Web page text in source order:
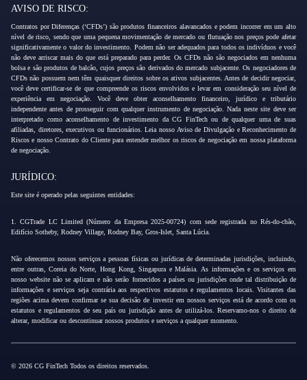
AVISO DE RISCO:
Contratos por Diferenças (‘CFDs’) são produtos financeiros alavancados e podem incorrer em um alto
nível de risco, sendo que uma pequena movimentação de mercado ou flutuação nos preços pode afetar
significativamente o valor do investimento. Podem não ser adequados para todos os indivíduos e você
não deve arriscar mais do que está preparado para perder. Os CFDs não são negociados em nenhuma
bolsa e são produtos de balcão, cujos preços são derivados do mercado subjacente. Os negociadores de
CFDs não possuem nem têm quaisquer direitos sobre os ativos subjacentes. Antes de decidir negociar,
você deve certificar-se de que compreende os riscos envolvidos e levar em consideração seu nível de
experiência em negociação. Você deve obter aconselhamento financeiro, jurídico e tributário
independente antes de prosseguir com qualquer instrumento de negociação. Nada neste site deve ser
interpretado como aconselhamento de investimento da CG FinTech ou de qualquer uma de suas
afiliadas, diretores, executivos ou funcionários. Leia nosso Aviso de Divulgação e Reconhecimento de
Riscos e nosso Contrato do Cliente para entender melhor os riscos de negociação em nossa plataforma
de negociação.
JURÍDICO:
Este site é operado pelas seguintes entidades:
1. CGTrade LC Limited (Número da Empresa 2025-00724) com sede registrada no Rés-do-chão,
Edifício Sotheby, Rodney Village, Rodney Bay, Gros-Islet, Santa Lúcia.
Não oferecemos nossos serviços a pessoas físicas ou jurídicas de determinadas jurisdições, incluindo,
entre outras, Coreia do Norte, Hong Kong, Singapura e Malásia. As informações e os serviços em
nosso website não se aplicam e não serão fornecidos a países ou jurisdições onde tal distribuição de
informações e serviços seja contrária aos respectivos estatutos e regulamentos locais. Visitantes das
regiões acima devem confirmar se sua decisão de investir em nossos serviços está de acordo com os
estatutos e regulamentos de seu país ou jurisdição antes de utilizá-los. Reservamo-nos o direito de
alterar, modificar ou descontinuar nossos produtos e serviços a qualquer momento.
© 2026 CG FinTech Todos os direitos reservados.